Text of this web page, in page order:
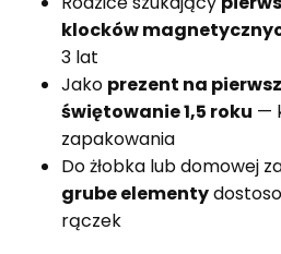
klocków
3 lat
Jako prezent na
świętowanie 1,5 roku —
zapakowania
Do żłobka lub domowej
grube elementy
rączek